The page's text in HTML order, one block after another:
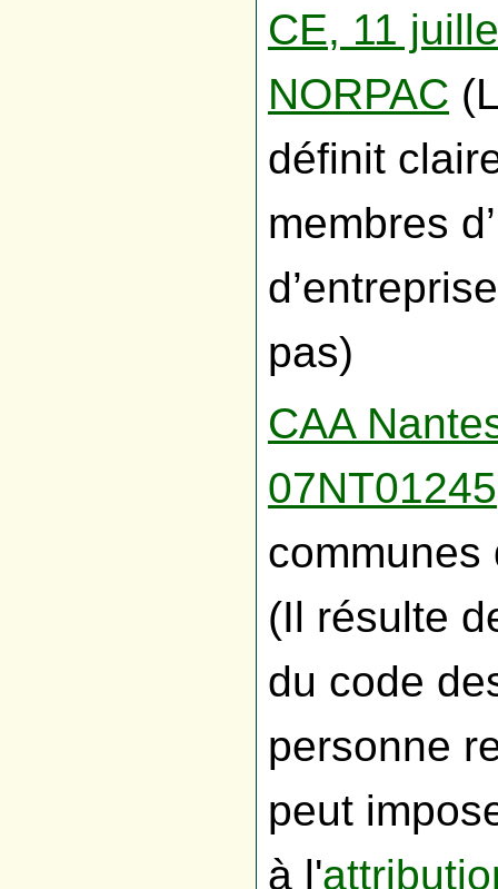
CE, 11
NORPAC
définit
membres
pas)
CAA
07NT01245
communes
(Il résulte
du code
personne
peut
à l'